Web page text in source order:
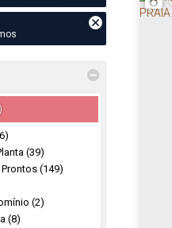
(39)
(149)
(2)
(8)